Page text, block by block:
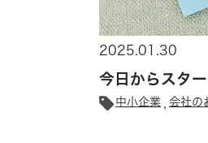
2025.01.30
今日からスタ
中小企業 会社の